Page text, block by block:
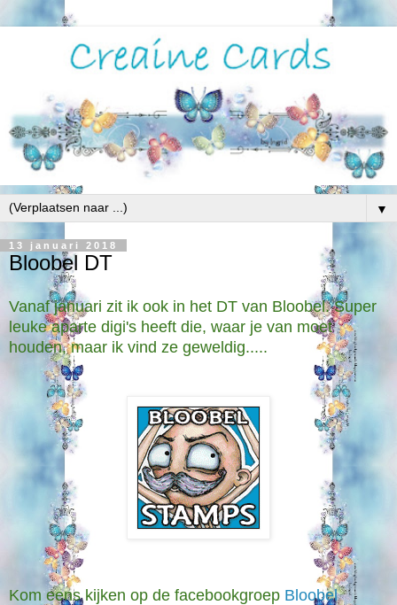
▼
13 januari 2018
Bloobel DT
Vanaf januari zit ik ook in het DT van Bloobel. Super
leuke aparte digi's heeft die, waar je van moet
houden, maar ik vind ze geweldig.....
Kom eens kijken op de facebookgroep Bloobel